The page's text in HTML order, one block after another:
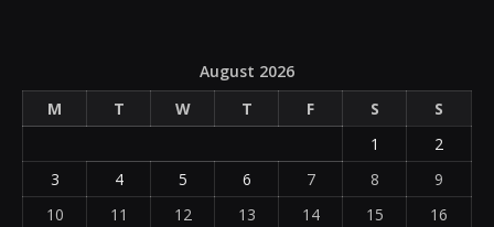
August 2026
M
T W T F S
S
1
2
3
4 5 6 7 8
9
10
11 12 13 14 15
16